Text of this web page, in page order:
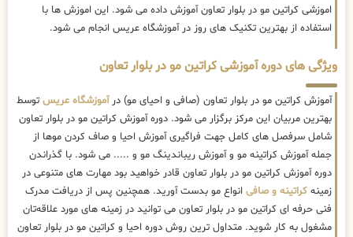
اموزشی کراتین مو در بلوار تعاون آموزش داده می شود. این اموزش ها با
استفاده از بهترین تکنیک های روز در آموزشگاه عریس انجام می شود.
ویژگی های دوره آموزشی کراتین مو در بلوار تعاون
آموزش کراتین مو در بلوار تعاون (صافی و احیای مو) درآموزشگاه عریس توسط
بهترین مربیان این مرکز برگزار می شود. دوره آموزش کراتین مو در بلوار تعاون
شامل سرفصل های کامل جهت فراگیری آموزش احیا و صاف کردن موها از
جمله آموزش کراتینه مو و آموزش ریباندینگ مو و ..... می شود. با گذراندن
دوره آموزش کراتین مو در بلوار تعاون قادر خواهید بود مهارت های متنوعی در
زمینه کراتینه و صافی انواع مو بدست آورید. همچنین پس از دریافت مدرک
فنی حرفه ای کراتین مو در بلوار تعاون می توانید در زمینه های مورد علاقه‌تان
مشغول به کار شوید. متداول ترین روش دوره احیا و کراتین مو در بلوار تعاون